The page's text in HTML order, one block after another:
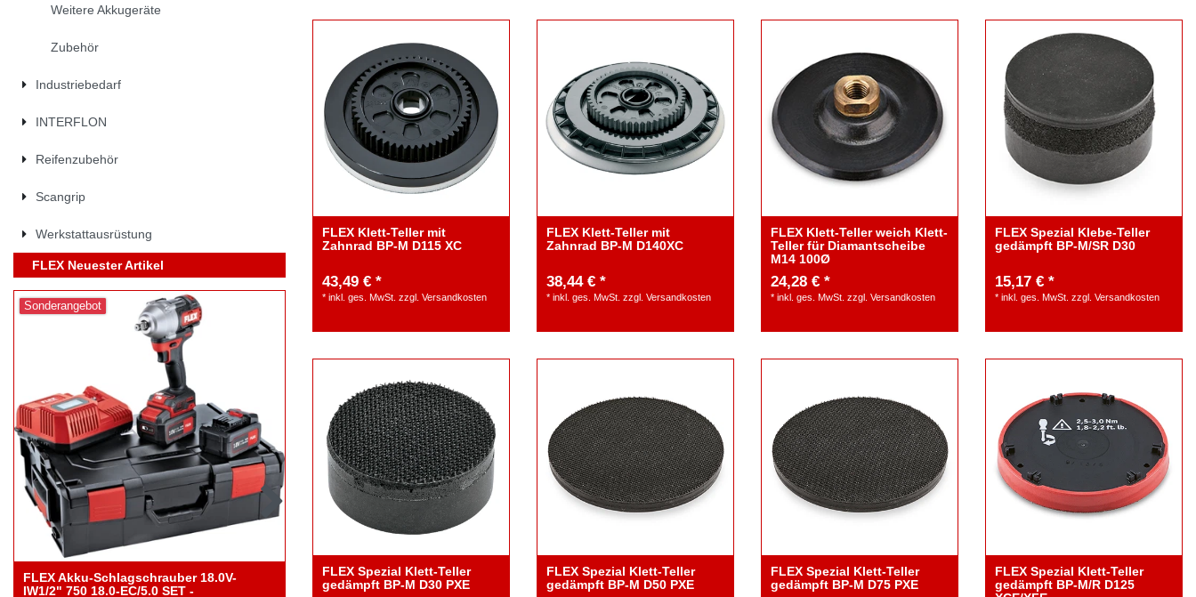
Weitere Akkugeräte
Zubehör
Industriebedarf
INTERFLON
Reifenzubehör
Scangrip
Werkstattausrüstung
FLEX Neuester Artikel
Sonderangebot
FLEX Akku-Schlagschrauber 18.0V-
IW1/2" 750 18.0-EC/5.0 SET -
FLEX Akku-Exzenterpolierer mit
Zwangsrotation 18V-XCE8 150 18-EC C
FLEX Akku-Exzenterpolierer mit
Zwangsrotation 18V-XFE15 150 18-EC C
FLEX Klett-Teller mit
Zahnrad BP-M D115 XC
43,49 € *
*inkl. ges. MwSt. zzgl.Versandkosten
FLEX Klett-Teller mit
Zahnrad BP-M D140XC
38,44 € *
*inkl. ges. MwSt. zzgl.Versandkosten
FLEX Klett-Teller weich Klett-
Teller für Diamantscheibe
M14 100Ø
24,28 € *
*inkl. ges. MwSt. zzgl.Versandkosten
FLEX Spezial Klebe-Teller
gedämpft BP-M/SR D30
15,17 € *
*inkl. ges. MwSt. zzgl.Versandkosten
FLEX Spezial Klett-Teller
gedämpft BP-M D30 PXE
FLEX Spezial Klett-Teller
gedämpft BP-M D50 PXE
FLEX Spezial Klett-Teller
gedämpft BP-M D75 PXE
FLEX Spezial Klett-Teller
gedämpft BP-M/R D125